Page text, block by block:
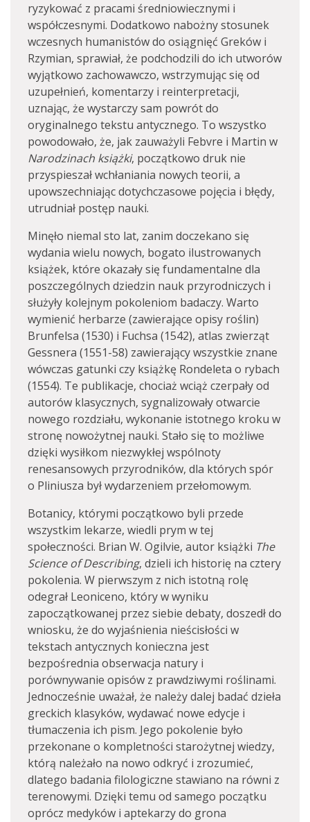
ryzykować z pracami średniowiecznymi i
współczesnymi. Dodatkowo nabożny stosunek
wczesnych humanistów do osiągnięć Greków i
Rzymian, sprawiał, że podchodzili do ich utworów
wyjątkowo zachowawczo, wstrzymując się od
uzupełnień, komentarzy i reinterpretacji,
uznając, że wystarczy sam powrót do
oryginalnego tekstu antycznego. To wszystko
powodowało, że, jak zauważyli Febvre i Martin w
Narodzinach książki, początkowo druk nie
przyspieszał wchłaniania nowych teorii, a
upowszechniając dotychczasowe pojęcia i błędy,
utrudniał postęp nauki.
Minęło niemal sto lat, zanim doczekano się
wydania wielu nowych, bogato ilustrowanych
książek, które okazały się fundamentalne dla
poszczególnych dziedzin nauk przyrodniczych i
służyły kolejnym pokoleniom badaczy. Warto
wymienić herbarze (zawierające opisy roślin)
Brunfelsa (1530) i Fuchsa (1542), atlas zwierząt
Gessnera (1551-58) zawierający wszystkie znane
wówczas gatunki czy książkę Rondeleta o rybach
(1554). Te publikacje, chociaż wciąż czerpały od
autorów klasycznych, sygnalizowały otwarcie
nowego rozdziału, wykonanie istotnego kroku w
stronę nowożytnej nauki. Stało się to możliwe
dzięki wysiłkom niezwykłej wspólnoty
renesansowych przyrodników, dla których spór
o Pliniusza był wydarzeniem przełomowym.
Botanicy, którymi początkowo byli przede
wszystkim lekarze, wiedli prym w tej
społeczności. Brian W. Ogilvie, autor książki The
Science of Describing, dzieli ich historię na cztery
pokolenia. W pierwszym z nich istotną rolę
odegrał Leoniceno, który w wyniku
zapoczątkowanej przez siebie debaty, doszedł do
wniosku, że do wyjaśnienia nieścisłości w
tekstach antycznych konieczna jest
bezpośrednia obserwacja natury i
porównywanie opisów z prawdziwymi roślinami.
Jednocześnie uważał, że należy dalej badać dzieła
greckich klasyków, wydawać nowe edycje i
tłumaczenia ich pism. Jego pokolenie było
przekonane o kompletności starożytnej wiedzy,
którą należało na nowo odkryć i zrozumieć,
dlatego badania filologiczne stawiano na równi z
terenowymi. Dzięki temu od samego początku
oprócz medyków i aptekarzy do grona